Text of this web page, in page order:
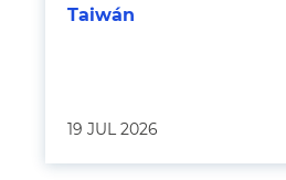
Taiwán
19 JUL 2026